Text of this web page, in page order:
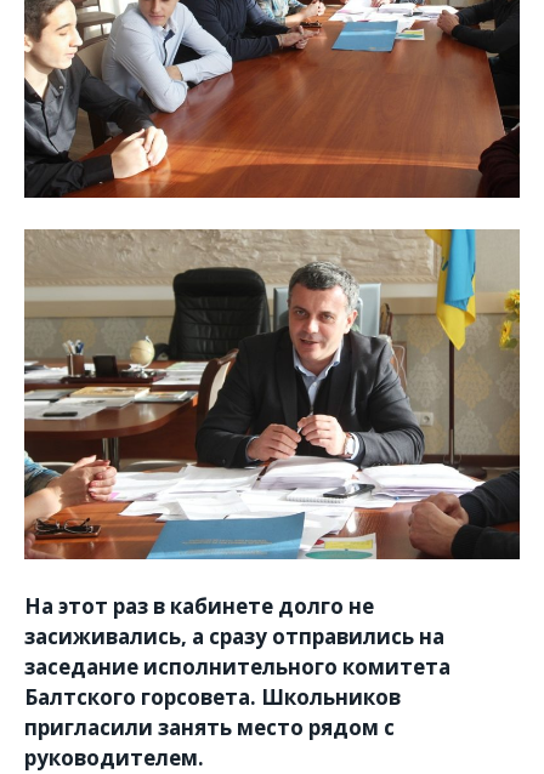
На этот раз в кабинете долго не
засиживались, а сразу отправились на
заседание исполнительного комитета
Балтского горсовета. Школьников
пригласили занять место рядом с
руководителем.